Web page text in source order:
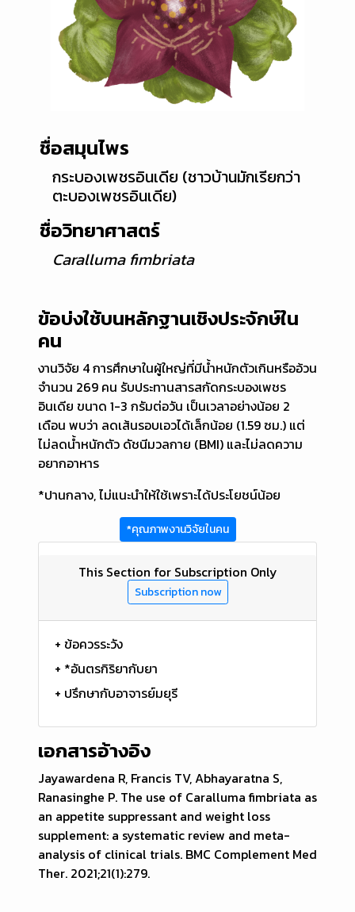
ชื่อสมุนไพร
กระบองเพชรอินเดีย (ชาวบ้านมักเรียกว่า
ตะบองเพชรอินเดีย)
ชื่อวิทยาศาสตร์
Caralluma fimbriata
ข้อบ่งใช้บนหลักฐานเชิงประจักษ์ใน
คน
งานวิจัย 4 การศึกษาในผู้ใหญ่ที่มีน้ำหนักตัวเกินหรืออ้วน
จำนวน 269 คน รับประทานสารสกัดกระบองเพชร
อินเดีย ขนาด 1-3 กรัมต่อวัน เป็นเวลาอย่างน้อย 2
เดือน พบว่า ลดเส้นรอบเอวได้เล็กน้อย (1.59 ซม.) แต่
ไม่ลดน้ำหนักตัว ดัชนีมวลกาย (BMI) และไม่ลดความ
อยากอาหาร
*ปานกลาง, ไม่แนะนำให้ใช้เพราะได้ประโยชน์น้อย
*คุณภาพงานวิจัยในคน
This Section for Subscription Only
Subscription now
+ ข้อควรระวัง
+ *อันตรกิริยากับยา
+ ปรึกษากับอาจารย์มยุรี
เอกสารอ้างอิง
Jayawardena R, Francis TV, Abhayaratna S,
Ranasinghe P. The use of Caralluma fimbriata as
an appetite suppressant and weight loss
supplement: a systematic review and meta-
analysis of clinical trials. BMC Complement Med
Ther. 2021;21(1):279.